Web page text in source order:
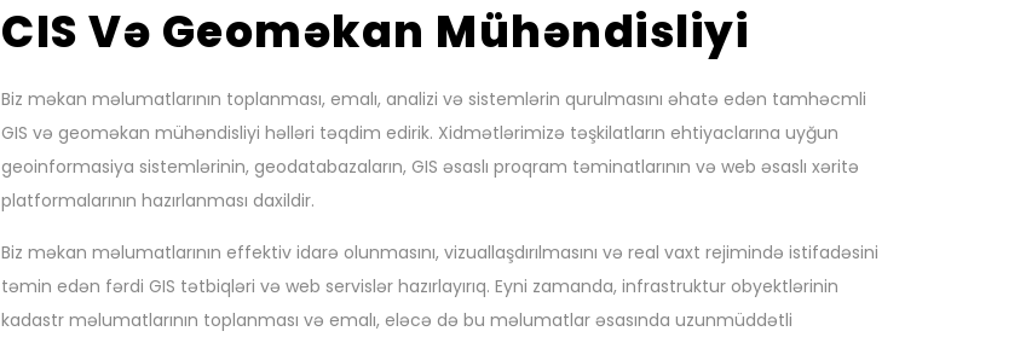
CIS Və Geoməkan Mühəndisliyi
Biz məkan məlumatlarının toplanması, emalı, analizi və sistemlərin qurulmasını əhatə edən tamhəcmli
GIS və geoməkan mühəndisliyi həlləri təqdim edirik. Xidmətlərimizə təşkilatların ehtiyaclarına uyğun
geoinformasiya sistemlərinin, geodatabazaların, GIS əsaslı proqram təminatlarının və web əsaslı xəritə
platformalarının hazırlanması daxildir.
Biz məkan məlumatlarının effektiv idarə olunmasını, vizuallaşdırılmasını və real vaxt rejimində istifadəsini
təmin edən fərdi GIS tətbiqləri və web servislər hazırlayırıq. Eyni zamanda, infrastruktur obyektlərinin
kadastr məlumatlarının toplanması və emalı, eləcə də bu məlumatlar əsasında uzunmüddətli